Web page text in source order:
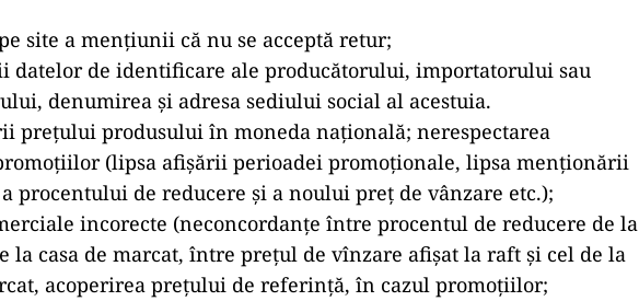
site a menţiunii că nu se acceptă retur;
datelor de identificare ale producătorului, importatorului sau
denumirea şi adresa sediului social al acestuia.
preţului produsului în moneda naţională; nerespectarea
(lipsa afişării perioadei promoţionale, lipsa menţionării
procentului de reducere şi a noului preţ de vânzare etc.);
incorecte (neconcordanţe între procentul de reducere de la
la casa de marcat, între preţul de vînzare afişat la raft şi cel de la
acoperirea preţului de referinţă, în cazul promoţiilor;